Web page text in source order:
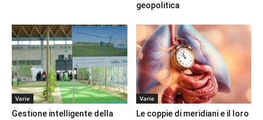
geopolitica
Varie
Gestione intelligente della
Varie
Le coppie di meridiani e il loro